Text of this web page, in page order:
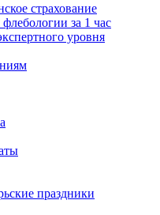
страхование
за 1 час
уровня
праздники